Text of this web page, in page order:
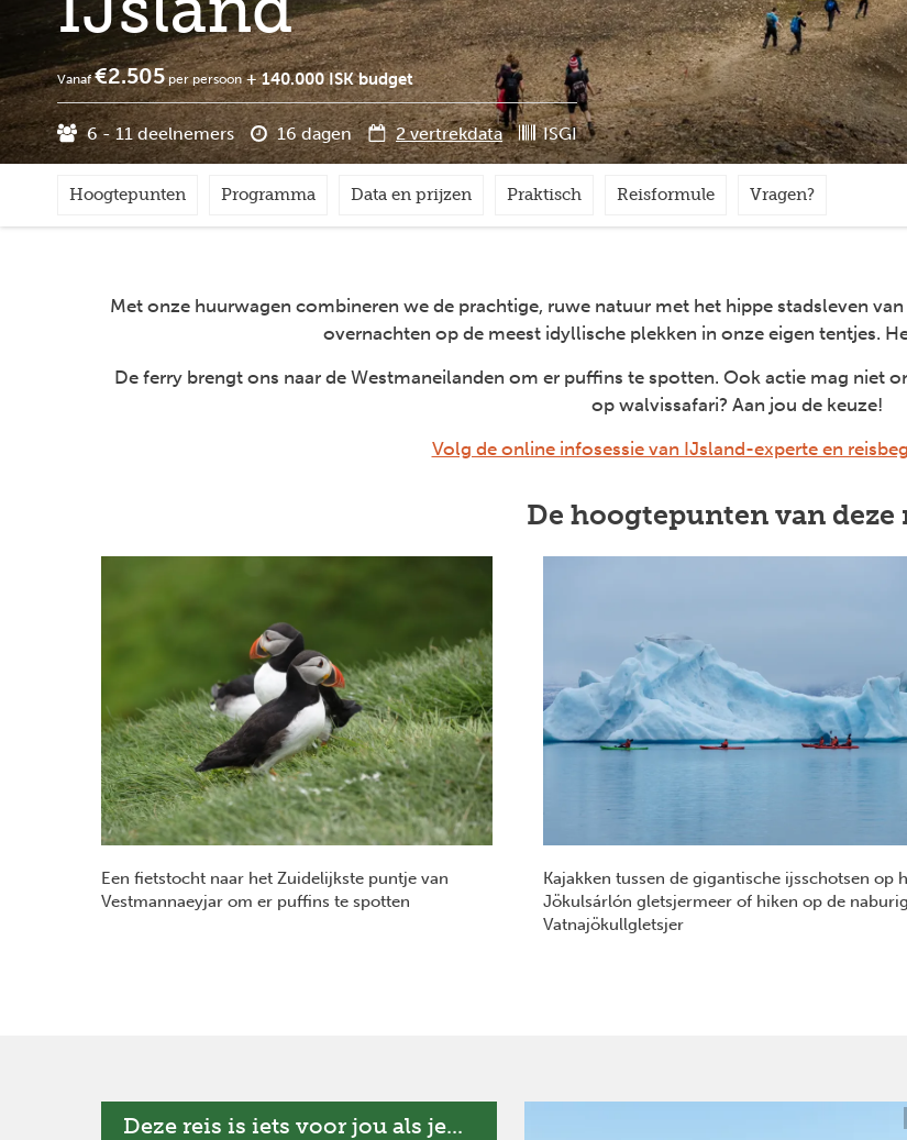
Vanaf€2.505per persoon + 140.000 ISK budget
6 - 11 deelnemers 16 dagen 2 vertrekdata ISGI
Hoogtepunten Programma Data en prijzen Praktisch Reisformule Vragen?
Met onze huurwagen combineren we de prachtige, ruwe natuur met het hippe stadsleven
overnachten op de meest idyllische plekken in onze eigen tentjes.
De ferry brengt ons naar de Westmaneilanden om er puffins te spotten. Ook actie mag niet
op walvissafari? Aan jou de keuze!
Volg de online infosessie van IJsland-experte en
De hoogtepunten van deze
Een fietstocht naar het Zuidelijkste puntje van
Vestmannaeyjar om er puffins te spotten
Kajakken tussen de gigantische ijsschotsen op
Jökulsárlón gletsjermeer of hiken op de
Vatnajökullgletsjer
Deze reis is iets voor jou als je...